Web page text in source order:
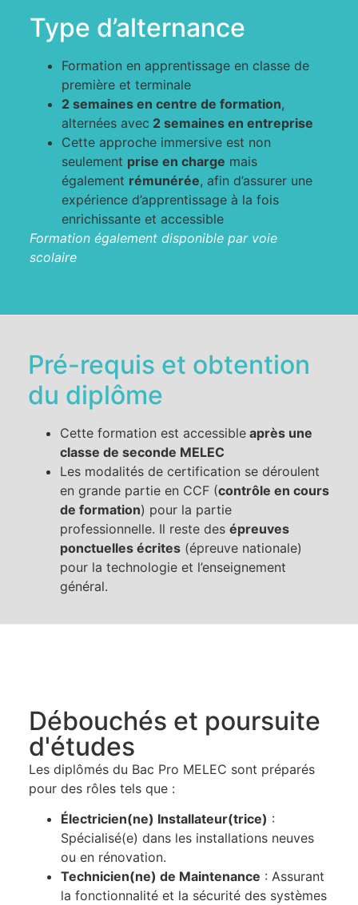
Type d’alternance
Formation en apprentissage en classe de
première et terminale
2 semaines en centre de formation,
alternées avec 2 semaines en entreprise
Cette approche immersive est non
seulement prise en charge mais
également rémunérée, afin d’assurer une
expérience d’apprentissage à la fois
enrichissante et accessible
Formation également disponible par voie
scolaire
Pré-requis et obtention
du diplôme
Cette formation est accessible après une
classe de seconde MELEC
Les modalités de certification se déroulent
en grande partie en CCF (contrôle en cours
de formation) pour la partie
professionnelle. Il reste des épreuves
ponctuelles écrites (épreuve nationale)
pour la technologie et l’enseignement
général.
Débouchés et poursuite
d'études
Les diplômés du Bac Pro MELEC sont préparés
pour des rôles tels que :
Électricien(ne) Installateur(trice) :
Spécialisé(e) dans les installations neuves
ou en rénovation.
Technicien(ne) de Maintenance : Assurant
la fonctionnalité et la sécurité des systèmes